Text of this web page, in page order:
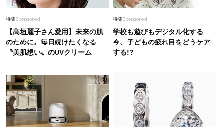
40代の”ワイドパンツコーデ”が垢抜ける！秋ま
で日常で使いたい【最旬バッグ】2選
カゴバッグどう持つのが正解？ STORYオシャレ
ライタースナップ！〈7選〉
Fashion 2026.4.9
特集Sponsored
【高垣麗子さん愛用】未来の肌
のために。毎日続けたくなる
〝美肌想い〟のUVクリーム
特集Sponsored
学校も遊びもデジタル化する
今、子どもの疲れ目をどうケア
する!?